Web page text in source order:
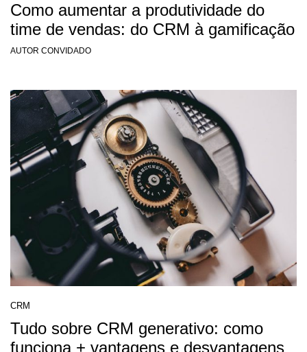
Como aumentar a produtividade do
time de vendas: do CRM à gamificação
AUTOR CONVIDADO
CRM
Tudo sobre CRM generativo: como
funciona + vantagens e desvantagens